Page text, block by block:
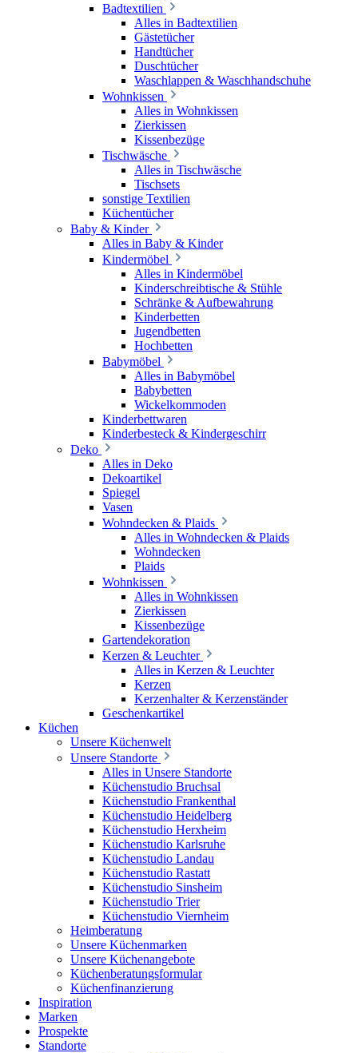
Badtextilien
Alles in Badtextilien
Gästetücher
Handtücher
Duschtücher
Waschlappen & Waschhandschuhe
Wohnkissen
Alles in Wohnkissen
Zierkissen
Kissenbezüge
Tischwäsche
Alles in Tischwäsche
Tischsets
sonstige Textilien
Küchentücher
Baby & Kinder
Alles in Baby & Kinder
Kindermöbel
Alles in Kindermöbel
Kinderschreibtische & Stühle
Schränke & Aufbewahrung
Kinderbetten
Jugendbetten
Hochbetten
Babymöbel
Alles in Babymöbel
Babybetten
Wickelkommoden
Kinderbettwaren
Kinderbesteck & Kindergeschirr
Deko
Alles in Deko
Dekoartikel
Spiegel
Vasen
Wohndecken & Plaids
Alles in Wohndecken & Plaids
Wohndecken
Plaids
Wohnkissen
Alles in Wohnkissen
Zierkissen
Kissenbezüge
Gartendekoration
Kerzen & Leuchter
Alles in Kerzen & Leuchter
Kerzen
Kerzenhalter & Kerzenständer
Geschenkartikel
Küchen
Unsere Küchenwelt
Unsere Standorte
Alles in Unsere Standorte
Küchenstudio Bruchsal
Küchenstudio Frankenthal
Küchenstudio Heidelberg
Küchenstudio Herxheim
Küchenstudio Karlsruhe
Küchenstudio Landau
Küchenstudio Rastatt
Küchenstudio Sinsheim
Küchenstudio Trier
Küchenstudio Viernheim
Heimberatung
Unsere Küchenmarken
Unsere Küchenangebote
Küchenberatungsformular
Küchenfinanzierung
Inspiration
Marken
Prospekte
Standorte